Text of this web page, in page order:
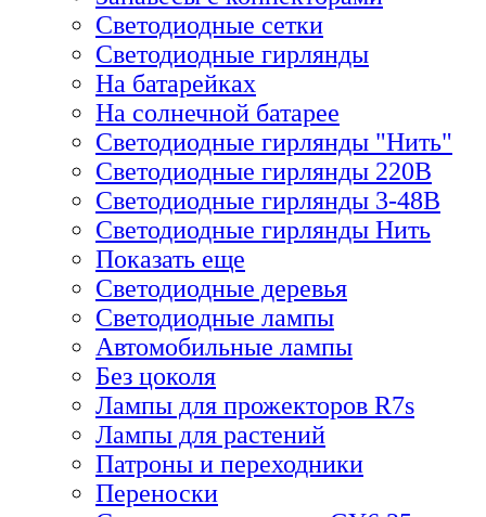
Светодиодные сетки
Светодиодные гирлянды
На батарейках
На солнечной батарее
Светодиодные гирлянды "Нить"
Светодиодные гирлянды 220В
Светодиодные гирлянды 3-48В
Светодиодные гирлянды Нить
Показать еще
Светодиодные деревья
Светодиодные лампы
Автомобильные лампы
Без цоколя
Лампы для прожекторов R7s
Лампы для растений
Патроны и переходники
Переноски